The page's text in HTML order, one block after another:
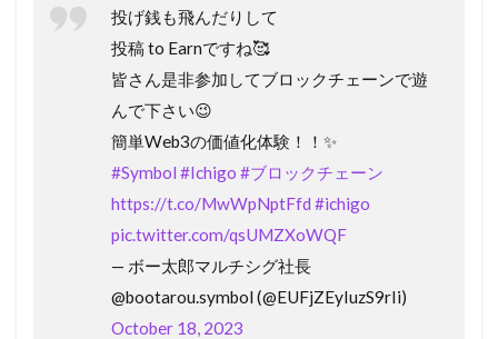
投げ銭も飛んだりして
投稿 to Earnですね🥰
皆さん是非参加してブロックチェーンで遊
んで下さい😉
簡単Web3の価値化体験！！✨
#Symbol #Ichigo #ブロックチェーン
https://t.co/MwWpNptFfd #ichigo
pic.twitter.com/qsUMZXoWQF
— ボー太郎マルチシグ社長
@bootarou.symbol (@EUFjZEyIuzS9rIi)
October 18, 2023